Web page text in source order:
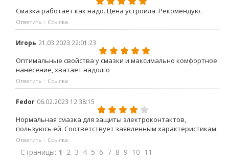
Смазка работает как надо. Цена устроила. Рекомендую.
Ответить Ссылка
Игорь 21.03.2023 22:01:23
Оптимальные свойства у смазки и максимально комфортное
нанесение, хватает надолго
Ответить Ссылка
Fedor 06.02.2023 12:38:15
Нормальная смазка для защиты электроконтактов,
пользуюсь ей. Соответствует заявленным характеристикам.
Ответить Ссылка
Страницы: 1 2 3 4 5 6 7 8 9 10 11